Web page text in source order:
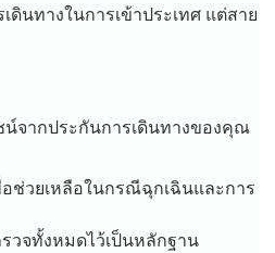
นทางในการเข้าประเทศ แต่สาย
จากประกันการเดินทางของคุณ
ช่วยเหลือในกรณีฉุกเฉินและการ
วจทั้งหมดไว้เป็นหลักฐาน